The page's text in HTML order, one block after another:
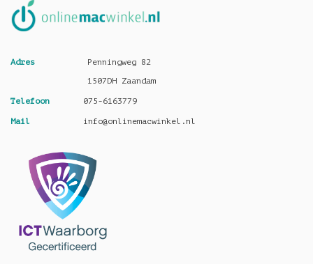
Adres
Penningweg 82
1507DH Zaandam
Telefoon 075-6163779
Mail info@onlinemacwinkel.nl